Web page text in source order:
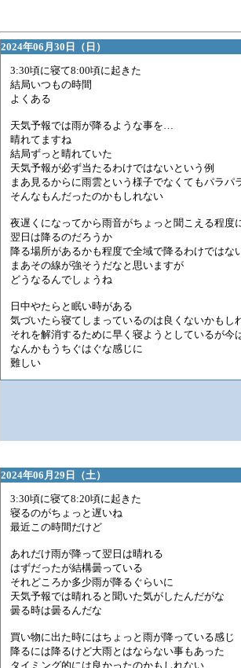
2024年06月30日（日）
3:30頃に寝て8:00頃に起きた
結局いつもの時間
よくある
天気予報では雨が降るような事を…
晴れてますね
結局ずっと晴れていた
天気予報が必ず当たるわけではないという例
まあ見るからに雨雲という様子でなくてもパラパ
そんなもんだったのかもしれない
夜遅くになってから雨音がちょっと聞こえる程度
翌日は降るのだろうか
降る場所があるかも程度で全域で降るわけではな
まあその線が強そうだなと思いますが
どうなるんでしょうね
日中やたらと眠い時がある
気づいたら寝てしまっているのは良くないかもし
それを解消するために早く寝ようとしているが今
なんかもうちぐはぐな感じに
難しい
2024年06月29日（土）
3:30頃に寝て8:20頃に起きた
寝るのがちょっと遅いね
最近この時間だけど
あれだけ雨が降って翌日は晴れる
はずだったが結構曇っている
それどころか多少雨が降るぐらいに
天気予報では晴れると聞いた気がしたんだがな
曇る時は曇るんだな
買い物に出た時にはちょっと雨が降っている感じ
降るには降るけど大雨とはならない事もあった
タイミング的には良かったのかもしれない